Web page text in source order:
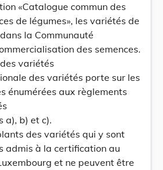
«Catalogue commun des
de légumes», les variétés de
la Communauté
des semences.
variétés
des variétés porte sur les
énumérées aux règlements
a), b) et c).
des variétés qui y sont
admis à la certification au
et ne peuvent être